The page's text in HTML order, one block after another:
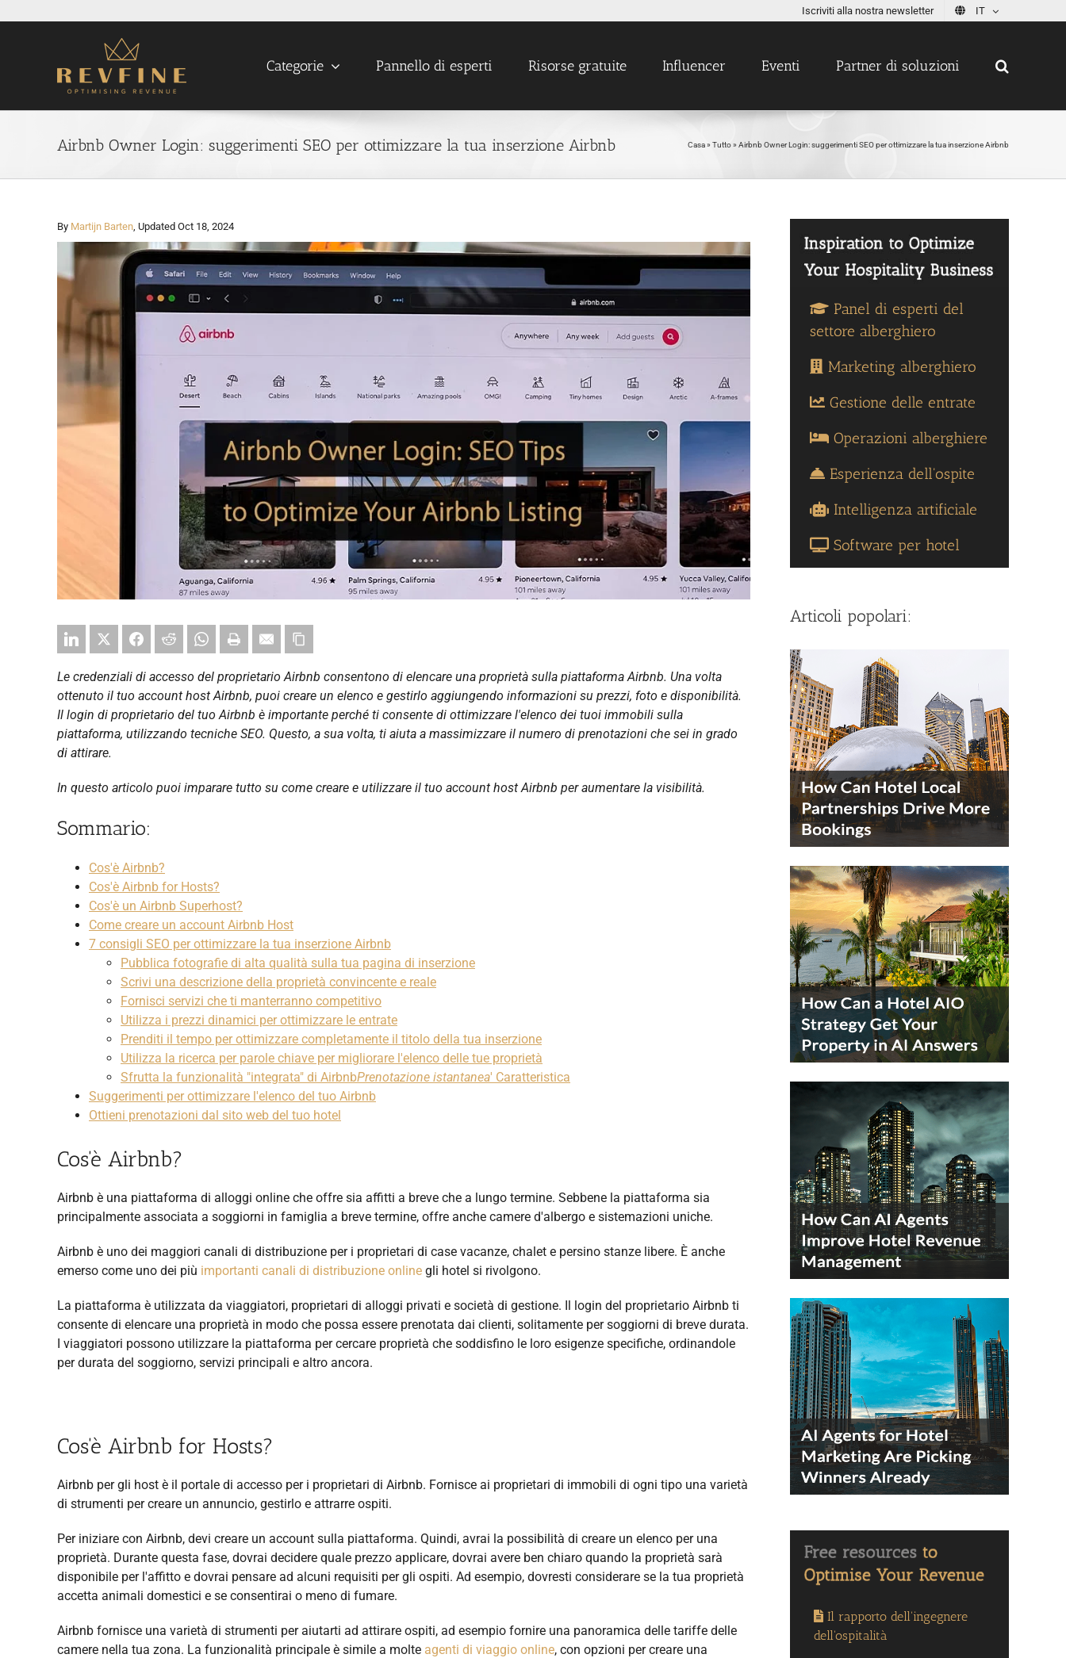
Iscriviti alla nostra newsletter IT
Categorie Pannello di esperti Risorse gratuite Influencer Eventi Partner di soluzioni
Airbnb Owner Login: suggerimenti SEO per ottimizzare la tua inserzione Airbnb Casa» Tutto» Airbnb Owner Login: suggerimenti SEO per ottimizzare la tua inserzione Airbnb
By Martijn Barten, Updated Oct 18, 2024
View
Larger
Le credenziali di accesso del proprietario Airbnb consentono di elencare una proprietà sulla piattaforma Airbnb. Una volta
ottenuto il tuo account host Airbnb, puoi creare un elenco e gestirlo aggiungendo informazioni su prezzi, foto e disponibilità.
Il login di proprietario del tuo Airbnb è importante perché ti consente di ottimizzare l'elenco dei tuoi immobili sulla
piattaforma, utilizzando tecniche SEO. Questo, a sua volta, ti aiuta a massimizzare il numero di prenotazioni che sei in grado
di attirare.
In questo articolo puoi imparare tutto su come creare e utilizzare il tuo account host Airbnb per aumentare la visibilità.
Sommario:
Cos'è Airbnb?
Cos'è Airbnb for Hosts?
Cos'è un Airbnb Superhost?
Come creare un account Airbnb Host
7 consigli SEO per ottimizzare la tua inserzione Airbnb
Pubblica fotografie di alta qualità sulla tua pagina di inserzione
Scrivi una descrizione della proprietà convincente e reale
Fornisci servizi che ti manterranno competitivo
Utilizza i prezzi dinamici per ottimizzare le entrate
Prenditi il tempo per ottimizzare completamente il titolo della tua inserzione
Utilizza la ricerca per parole chiave per migliorare l'elenco delle tue proprietà
Sfrutta la funzionalità "integrata" di AirbnbPrenotazione istantanea' Caratteristica
Suggerimenti per ottimizzare l'elenco del tuo Airbnb
Ottieni prenotazioni dal sito web del tuo hotel
Cos'è Airbnb?
Airbnb è una piattaforma di alloggi online che offre sia affitti a breve che a lungo termine. Sebbene la piattaforma sia
principalmente associata a soggiorni in famiglia a breve termine, offre anche camere d'albergo e sistemazioni uniche.
Airbnb è uno dei maggiori canali di distribuzione per i proprietari di case vacanze, chalet e persino stanze libere. È anche
emerso come uno dei più importanti canali di distribuzione online gli hotel si rivolgono.
La piattaforma è utilizzata da viaggiatori, proprietari di alloggi privati e società di gestione. Il login del proprietario Airbnb ti
consente di elencare una proprietà in modo che possa essere prenotata dai clienti, solitamente per soggiorni di breve durata.
I viaggiatori possono utilizzare la piattaforma per cercare proprietà che soddisfino le loro esigenze specifiche, ordinandole
per durata del soggiorno, servizi principali e altro ancora.
Cos'è Airbnb for Hosts?
Airbnb per gli host è il portale di accesso per i proprietari di Airbnb. Fornisce ai proprietari di immobili di ogni tipo una varietà
di strumenti per creare un annuncio, gestirlo e attrarre ospiti.
Per iniziare con Airbnb, devi creare un account sulla piattaforma. Quindi, avrai la possibilità di creare un elenco per una
proprietà. Durante questa fase, dovrai decidere quale prezzo applicare, dovrai avere ben chiaro quando la proprietà sarà
disponibile per l'affitto e dovrai pensare ad alcuni requisiti per gli ospiti. Ad esempio, dovresti considerare se la tua proprietà
accetta animali domestici e se consentirai o meno di fumare.
Airbnb fornisce una varietà di strumenti per aiutarti ad attirare ospiti, ad esempio fornire una panoramica delle tariffe delle
camere nella tua zona. La funzionalità principale è simile a molte agenti di viaggio online, con opzioni per creare una
Panel di esperti del
settore alberghiero
Marketing alberghiero
Gestione delle entrate
Operazioni alberghiere
Esperienza dell'ospite
Intelligenza artificiale
Software per hotel
Articoli popolari:
Il rapporto dell'ingegnere
dell'ospitalità